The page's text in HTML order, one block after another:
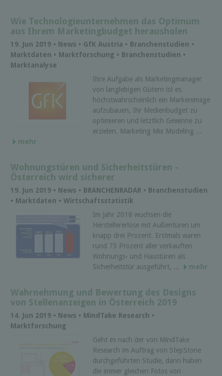
Wie Technologieunternehmen das Optimum
aus Ihrem Marketingbudget herausholen
19. Jun 2019 • News • GfK Austria • Branchenstudien •
Marktdaten • Marktforschung • Branchenstudien •
Marktanalyse
Ihre Aufgabe als Marketingmanager
von langlebigen Gütern ist es
höchstwahrscheinlich ein Markenimage
aufzubauen, Ihr Medienbudget zu
optimieren und letztlich Gewinne zu
erzielen. Marketing Mix Modeling ...
mehr
Wohnungstüren und Sicherheitstüren -
Österreich wird sicherer
19. Jun 2019 • News • BRANCHENRADAR • Branchenstudien
• Marktdaten • Wirtschaftsstatistik
Im Jahr 2018 wuchsen die
Herstellererlöse mit Außentüren um
knapp drei Prozent. Erstmals waren
rund 73 Prozent aller verkauften
Wohnungs- und Haustüren als
Sicherheitstür ausgeführt, ...
mehr
Wahrnehmung und Bewertung des Designs
von Stellenanzeigen in Österreich 2019
14. Jun 2019 • News • MindTake Research •
Marktforschung
Geht es nach der von MindTake
Research im Auftrag von StepStone
durchgeführten Studie, dann haben
die immer gleichen Fotos von